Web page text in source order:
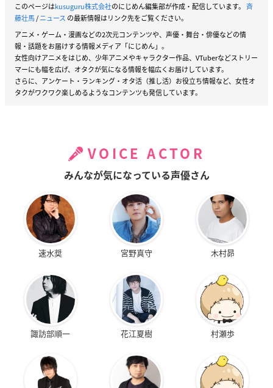
このページはkusuguru株式会社のにじめん編集部が作成・配信しています。 斉
藤壮馬/ニュース の最新情報はリンク先をご覧ください。
アニメ・ゲーム・漫画などの2次元コンテンツや、声優・舞台・俳優などの情
報・話題をお届けする情報メディア「にじめん」。
女性向けアニメをはじめ、少年アニメやキャラクター作品、VTuberなどストリー
マーにも幅を広げ、オタクが気になる情報を幅広くお届けしています。
さらに、アンケート・ランキング・オタ活（推し活）お役立ち情報など、女性オ
タクがワクワク楽しめるようなコンテンツも発信しています。
VOICE ACTOR
みんなが気になっている声優さん
速水奨 宮野真守 木村昴
諏訪部順一 花江夏樹 村瀬歩